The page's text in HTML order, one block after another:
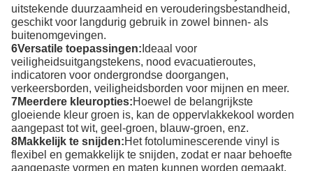
uitstekende duurzaamheid en verouderingsbestandheid,
geschikt voor langdurig gebruik in zowel binnen- als
buitenomgevingen.
6Versatile toepassingen:Ideaal voor
veiligheidsuitgangstekens, nood evacuatieroutes,
indicatoren voor ondergrondse doorgangen,
verkeersborden, veiligheidsborden voor mijnen en meer.
7Meerdere kleuropties:Hoewel de belangrijkste
gloeiende kleur groen is, kan de oppervlakkekool worden
aangepast tot wit, geel-groen, blauw-groen, enz.
8Makkelijk te snijden:Het fotoluminescerende vinyl is
flexibel en gemakkelijk te snijden, zodat er naar behoefte
aangepaste vormen en maten kunnen worden gemaakt.